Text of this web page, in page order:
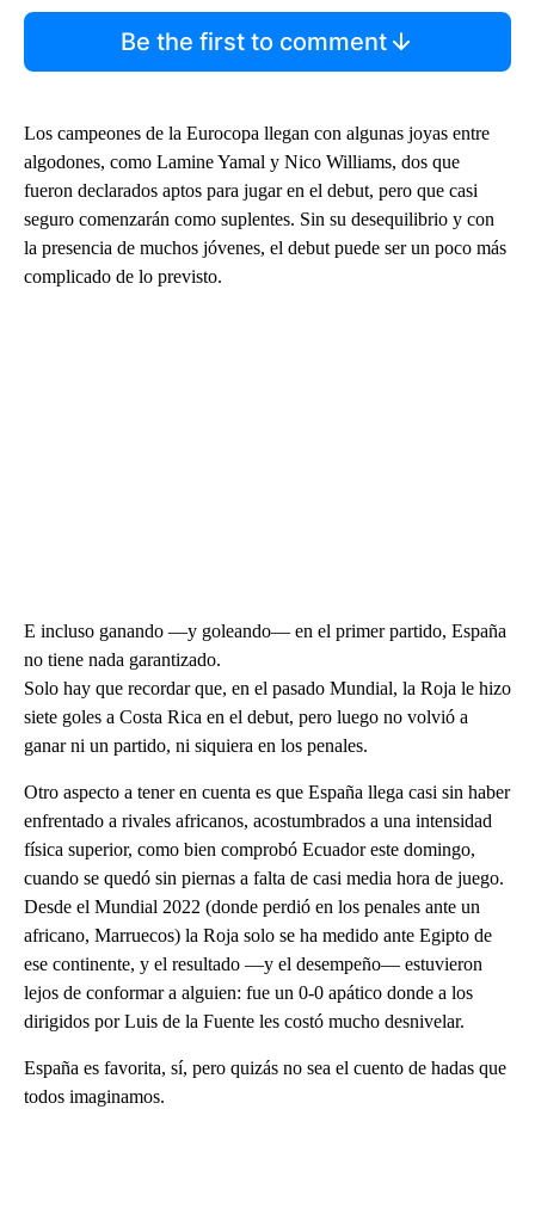
Be the first to comment
Los campeones de la Eurocopa llegan con algunas joyas entre
algodones, como Lamine Yamal y Nico Williams, dos que
fueron declarados aptos para jugar en el debut, pero que casi
seguro comenzarán como suplentes. Sin su desequilibrio y con
la presencia de muchos jóvenes, el debut puede ser un poco más
complicado de lo previsto.
E incluso ganando —y goleando— en el primer partido, España
no tiene nada garantizado.
Solo hay que recordar que, en el pasado Mundial, la Roja le hizo
siete goles a Costa Rica en el debut, pero luego no volvió a
ganar ni un partido, ni siquiera en los penales.
Otro aspecto a tener en cuenta es que España llega casi sin haber
enfrentado a rivales africanos, acostumbrados a una intensidad
física superior, como bien comprobó Ecuador este domingo,
cuando se quedó sin piernas a falta de casi media hora de juego.
Desde el Mundial 2022 (donde perdió en los penales ante un
africano, Marruecos) la Roja solo se ha medido ante Egipto de
ese continente, y el resultado —y el desempeño— estuvieron
lejos de conformar a alguien: fue un 0-0 apático donde a los
dirigidos por Luis de la Fuente les costó mucho desnivelar.
España es favorita, sí, pero quizás no sea el cuento de hadas que
todos imaginamos.